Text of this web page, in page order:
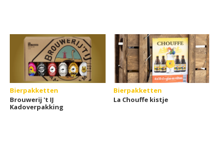
Bierpakketten
Brouwerij 't IJ
Kadoverpakking
Bierpakketten
La Chouffe kistje